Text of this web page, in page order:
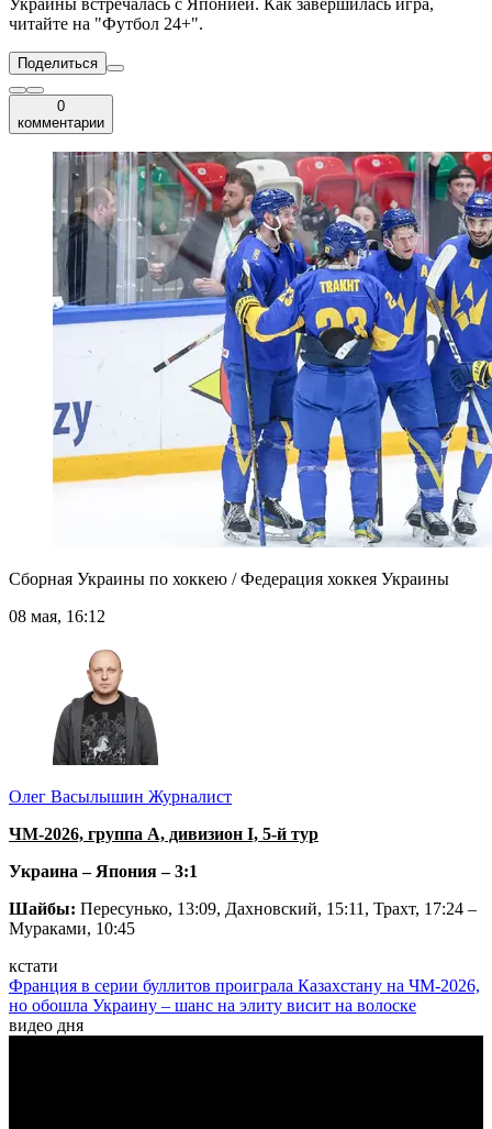
Украины встречалась с Японией. Как завершилась игра,
читайте на "Футбол 24+".
Поделиться
0
комментарии
Сборная Украины по хоккею / Федерация хоккея Украины
08 мая, 16:12
Олег Васылышин Журналист
ЧМ-2026, группа А, дивизион І, 5-й тур
Украина – Япония – 3:1
Шайбы: Пересунько, 13:09, Дахновский, 15:11, Трахт, 17:24 –
Мураками, 10:45
кстати
Франция в серии буллитов проиграла Казахстану на ЧМ-2026,
но обошла Украину – шанс на элиту висит на волоске
видео дня